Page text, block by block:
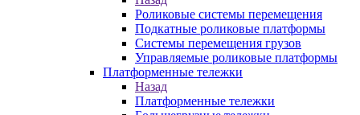
Роликовые системы перемещения
Подкатные роликовые платформы
Системы перемещения грузов
Управляемые роликовые платформы
Платформенные тележки
Назад
Платформенные тележки